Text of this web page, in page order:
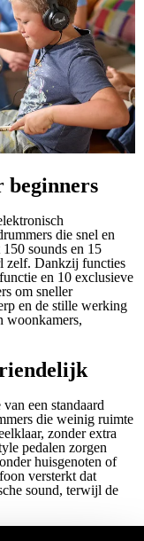
beginners
die snel en
sounds en 15
zelf. Dankzij functies
en 10 exclusieve
om sneller
en de stille werking
woonkamers,
een standaard
die weinig ruimte
zonder extra
pedalen zorgen
huisgenoten of
versterkt dat
sound, terwijl de